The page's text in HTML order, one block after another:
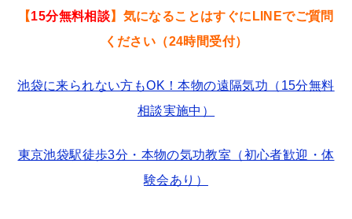
【15分無料相談】気になることはすぐにLINEでご質問
ください（24時間受付）
池袋に来られない方もOK！本物の遠隔気功（15分無料
相談実施中）
東京池袋駅徒歩3分・本物の気功教室（初心者歓迎・体
験会あり）